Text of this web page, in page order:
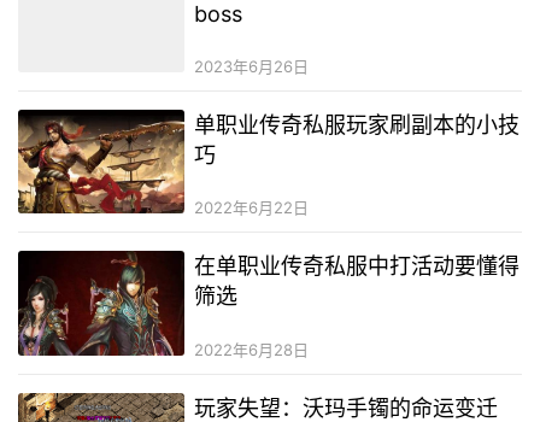
boss
2023年6月26日
单职业传奇私服玩家刷副本的小技
巧
2022年6月22日
在单职业传奇私服中打活动要懂得
筛选
2022年6月28日
玩家失望：沃玛手镯的命运变迁